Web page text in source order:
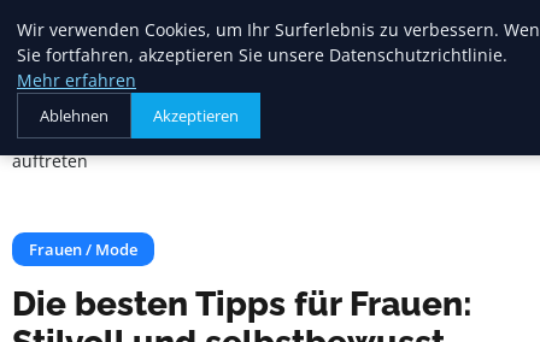
Heide Rundum
Startseite
Frauen / Mode
Die besten Tipps für Frauen: Stilvoll und selbstbewusst
auftreten
Frauen / Mode
Die besten Tipps für Frauen:
Wir verwenden Cookies, um Ihr Surferlebnis zu verbessern.
Sie fortfahren, akzeptieren Sie unsere Datenschutzrichtlinie.
Mehr erfahren
Ablehnen Akzeptieren